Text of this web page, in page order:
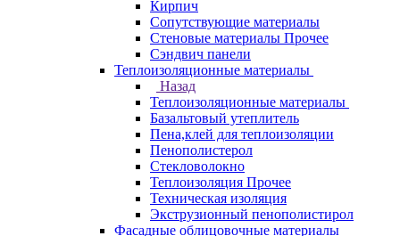
Кирпич
Сопутствующие материалы
Стеновые материалы Прочее
Сэндвич панели
Теплоизоляционные материалы
Назад
Теплоизоляционные материалы
Базальтовый утеплитель
Пена,клей для теплоизоляции
Пенополистерол
Стекловолокно
Теплоизоляция Прочее
Техническая изоляция
Экструзионный пенополистирол
Фасадные облицовочные материалы